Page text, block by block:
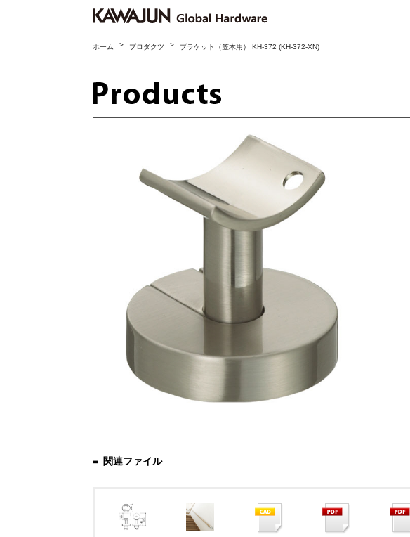
ホーム > プロダクツ > ブラケット（笠木用） KH-372 (KH-372-XN)
関連ファイル